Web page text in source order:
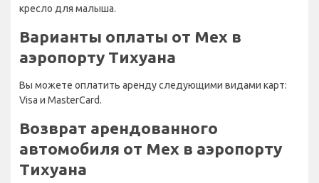
кресло для малыша.
Варианты оплаты от Mex в
аэропорту Тихуана
Вы можете оплатить аренду следующими видами карт:
Visa и MasterCard.
Возврат арендованного
автомобиля от Mex в аэропорту
Тихуана